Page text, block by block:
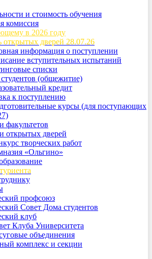
и стоимость обучения
комиссия
в 2026 году
открытых дверей 28.07.26
информация о поступлении
вступительных испытаний
списки
(общежитие)
кредит
к поступлению
курсы (для поступающих
факультетов
открытых дверей
творческих работ
«Ольгино»
профсоюз
Совет Дома студентов
клуб
Клуба Университета
объединения
комплекс и секции